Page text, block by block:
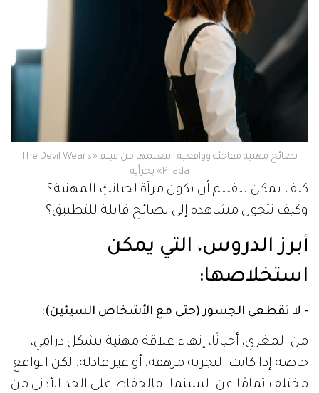
نصائح مهنية مفاجئة وواقعية.. نتعلمها من فيلم «The Devil Wears
Prada» بجزأيه
كيف يمكن للفيلم أن يكون مرآة لحياتكِ المهنية؟..
وكيف تتحول مشاهده إلى نصائح قابلة للتطبيق؟
أبرز الدروس، التي يمكن
استخلاصها:
- لا تقطعي الجسور (حتى مع الأشخاص السيئين):
من المغري، أحيانًا، إنهاء علاقة مهنية بشكل درامي،
خاصة إذا كانت التجربة مرهقة، أو غير عادلة. لكن الواقع
مختلف تمامًا عن السينما. فالحفاظ على الحد الأدنى من